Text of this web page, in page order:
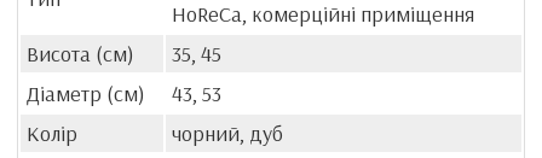
HoReCa, комерційні приміщення
Висота (см)
35, 45
Діаметр (см)
43, 53
Колір
чорний, дуб